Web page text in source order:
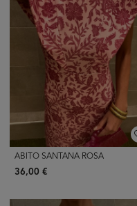
ABITO SANTANA ROSA
36,00 €